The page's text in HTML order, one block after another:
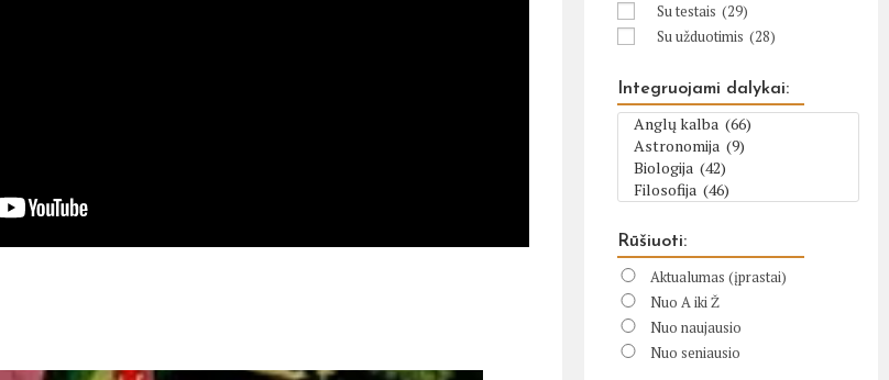
Su testais (29)
Su užduotimis (28)
Integruojami dalykai:
Rūšiuoti:
Aktualumas (įprastai)
Nuo A iki Ž
Nuo naujausio
Nuo seniausio